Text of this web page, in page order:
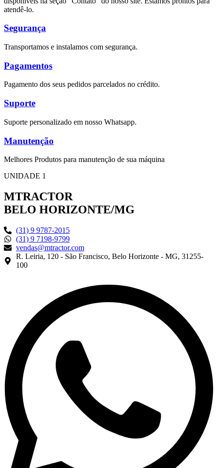
atendê-lo.
Segurança
Transportamos e instalamos com segurança.
Pagamentos
Pagamento dos seus pedidos parcelados no crédito.
Suporte
Suporte personalizado em nosso Whatsapp.
Manutenção
Melhores Produtos para manutenção de sua máquina
UNIDADE 1
MTRACTOR
BELO HORIZONTE/MG
(31) 9 9787-2015
(31) 9 7198-9799
vendas@mtractor.com
R. Leiria, 120 - São Francisco, Belo Horizonte - MG, 31255-
100